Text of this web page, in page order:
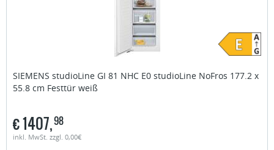
SIEMENS studioLine GI 81 NHC E0 studioLine NoFros 177.2 x
55.8 cm Festtür weiß
€1407,98
inkl. MwSt. zzgl. 0,00€